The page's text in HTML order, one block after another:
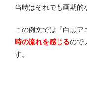
当時はそれでも画期的
この例文では『白黒ア
時の流れを感じるので
す。